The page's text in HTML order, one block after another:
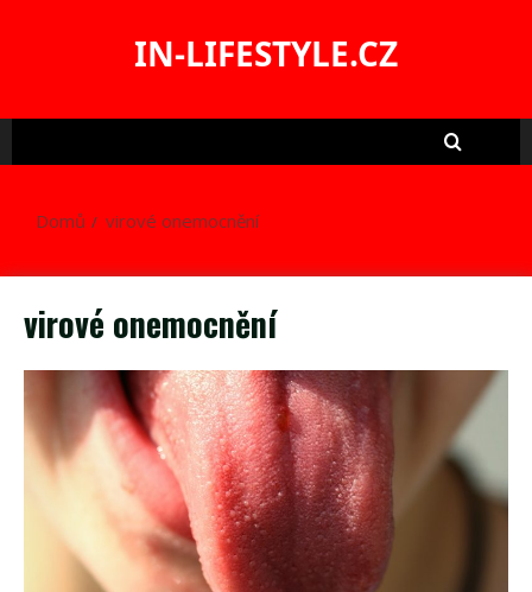
IN-LIFESTYLE.CZ
Domů virové onemocnění
virové onemocnění